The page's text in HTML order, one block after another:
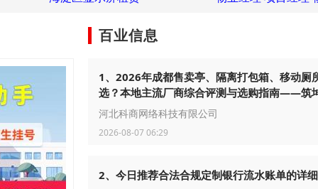
百业信息
1、2026年成都售卖亭、隔离打包箱、移动厕
选？本地主流厂商综合评测与选购指南——筑
构
河北科商网络科技有限公司
2026-08-07 06:29
2、今日推荐合法合规定制银行流水账单的详